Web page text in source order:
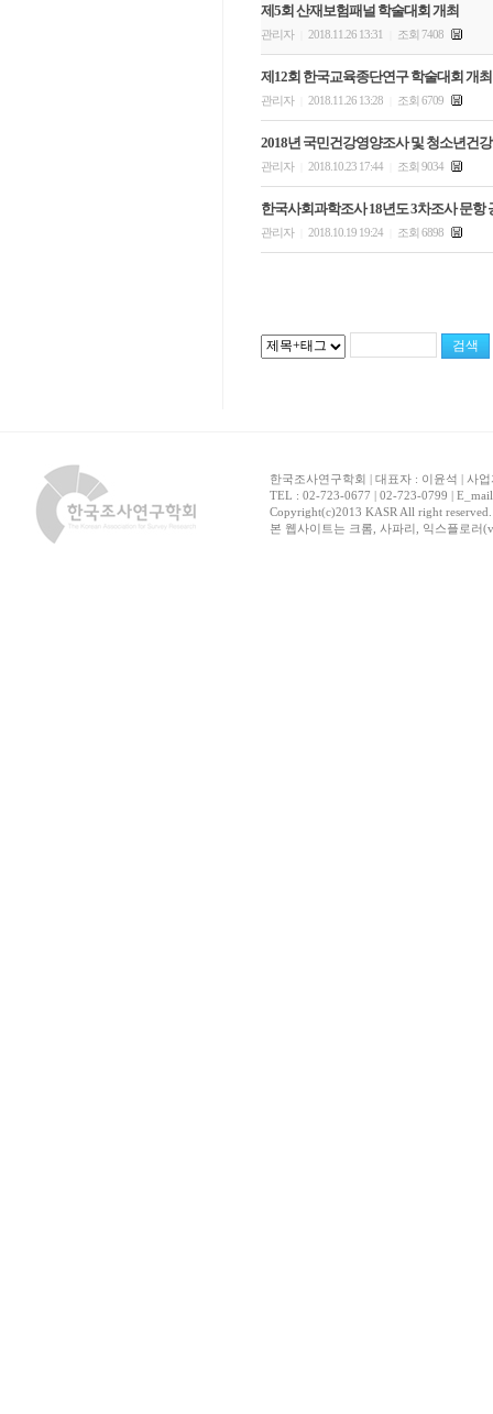
제5회 산재보험패널 학술대회 개최
관리자 2018.11.26 13:31 조회 7408
제12회 한국교육종단연구 학술대회 개최
관리자 2018.11.26 13:28 조회 6709
2018년 국민건강영양조사 및 청소년건
관리자 2018.10.23 17:44 조회 9034
한국사회과학조사 18년도 3차조사 문항
관리자 2018.10.19 19:24 조회 6898
한국조사연구학회 | 대표자 : 이윤석 | 사
TEL : 02-723-0677 | 02-723-0799 | E_mail
Copyright(c)2013 KASR All right
본 웹사이트는 크롬, 사파리, 익스플로러